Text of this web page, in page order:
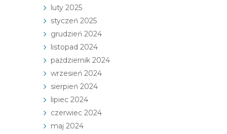
luty 2025
styczeń 2025
grudzień 2024
listopad 2024
październik 2024
wrzesień 2024
sierpień 2024
lipiec 2024
czerwiec 2024
maj 2024